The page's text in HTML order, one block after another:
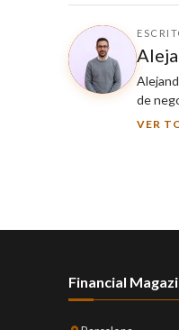
de
VER
Financial